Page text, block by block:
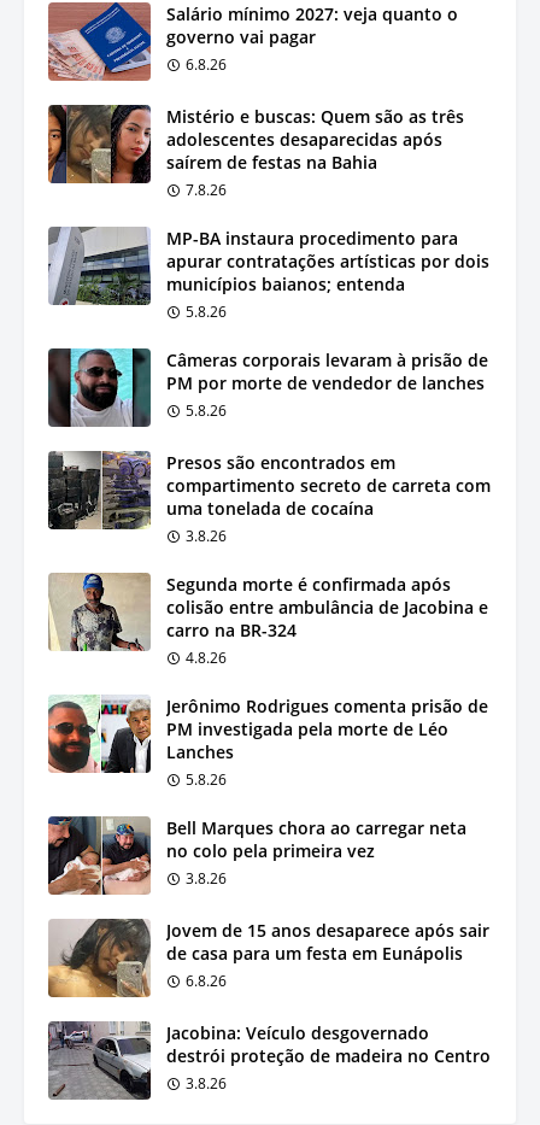
Salário mínimo 2027: veja quanto o
governo vai pagar
6.8.26
Mistério e buscas: Quem são as três
adolescentes desaparecidas após
saírem de festas na Bahia
7.8.26
MP-BA instaura procedimento para
apurar contratações artísticas por dois
municípios baianos; entenda
5.8.26
Câmeras corporais levaram à prisão de
PM por morte de vendedor de lanches
5.8.26
Presos são encontrados em
compartimento secreto de carreta com
uma tonelada de cocaína
3.8.26
Segunda morte é confirmada após
colisão entre ambulância de Jacobina e
carro na BR-324
4.8.26
Jerônimo Rodrigues comenta prisão de
PM investigada pela morte de Léo
Lanches
5.8.26
Bell Marques chora ao carregar neta
no colo pela primeira vez
3.8.26
Jovem de 15 anos desaparece após sair
de casa para um festa em Eunápolis
6.8.26
Jacobina: Veículo desgovernado
destrói proteção de madeira no Centro
3.8.26